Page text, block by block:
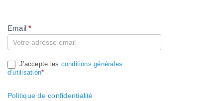
Compte
Email*
J'accepte les conditions générales
d’utilisation*
Politique de confidentialité